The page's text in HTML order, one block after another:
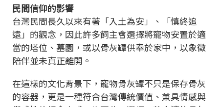
民間信仰的影響
台灣民間長久以來有著「入土為安」、「慎終追
遠」的觀念，因此許多飼主會選擇將寵物安置於適
當的塔位、墓園，或以骨灰罈供奉於家中，以象徵
陪伴並未真正離開。
在這樣的文化背景下，寵物骨灰罈不只是保存骨灰
的容器，更是一種符合台灣傳統價值、兼具情感與